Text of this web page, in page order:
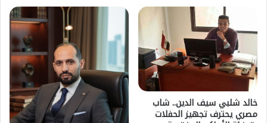
خالد شلبي سيف الدين.. شاب
مصري يحترف تجهيز الحفلات